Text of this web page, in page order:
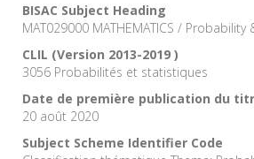
BISAC Subject Heading
MAT029000 MATHEMATICS / Probability
CLIL (Version 2013-2019 )
3056 Probabilités et statistiques
Date de première publication du
20 août 2020
Subject Scheme Identifier Code